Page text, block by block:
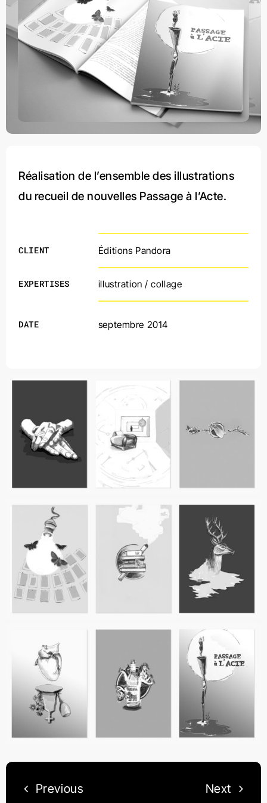
CLIENT Éditions Pandora
EXPERTISES illustration / collage
DATE septembre 2014
Réalisation de l’ensemble des illustrations
du recueil de nouvelles Passage à l’Acte.
Previous Next